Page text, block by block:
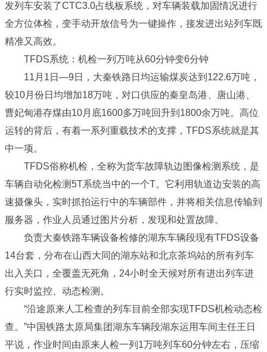
发列车安装了CTC3.0占线板系统，对车辆装载加固情况进行
全方位体检，变手动开放信号为一键操作，接发进出站列车既
精准又高效。
TFDS系统：机检一列万吨从60分钟变6分钟
11月1日—9日，大秦铁路日均运输煤炭达到122.6万吨，
较10月份日均增加18万吨，对口供应的秦皇岛港、唐山港、
曹妃甸港存煤由10月底1600多万吨回升到1800余万吨。高位
运转的背后，有着一系列重载技术的支撑，TFDS系统就是其
中一项。
TFDS俗称机检，全称为货车故障轨边图像检测系统，是
车辆自动化检测5T系统当中的一个T。它利用轨道边安装的高
速摄像头，实时抓拍运行中的车辆部件，并将相关信息传输到
服务器，作业人员通过图片分析，发现和处置故障。
负责大秦铁路车辆设备检修的湖东车辆段现有TFDS设备
14台套，分布在山西大同的湖东站和北京茶坞站的所有列车
出入关口，全覆盖无死角，24小时全天候对所有进出列车进
行实时监控、动态检测。
“沿途原来人工检查的列车目前全部实现TFDS机检动态检
查。”中国铁路太原局集团湖东车辆段湖东运用车间主任王日
平说，作业时间由原来人检一列1万吨列车60分钟左右，压缩